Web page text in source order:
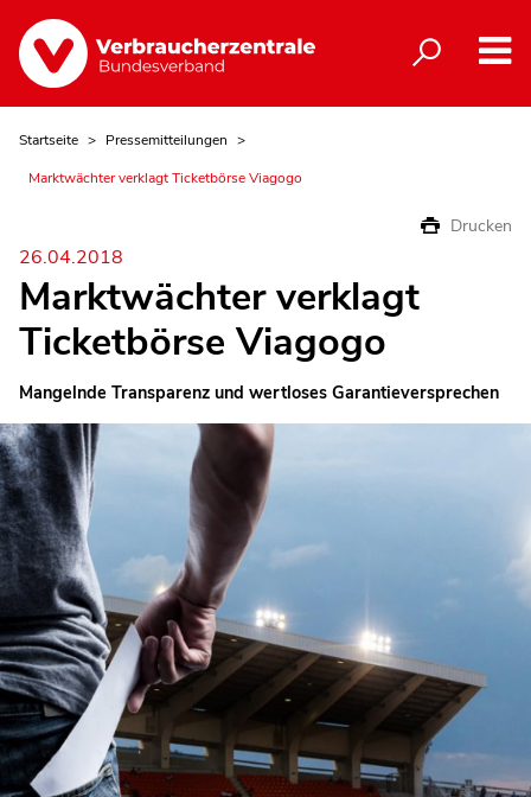
Startseite
Pressemitteilungen
Marktwächter verklagt Ticketbörse Viagogo
Drucken
26.04.2018
Marktwächter verklagt
Ticketbörse Viagogo
Mangelnde Transparenz und wertloses Garantieversprechen